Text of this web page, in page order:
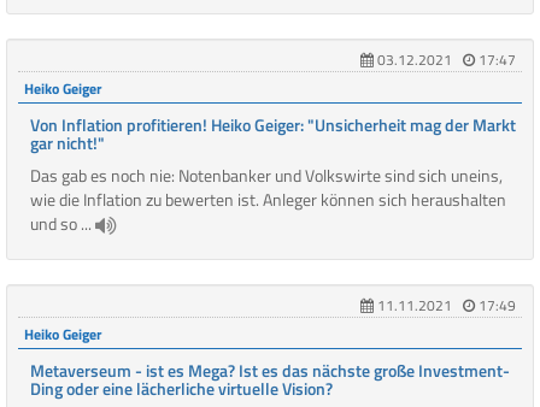
03.12.2021
17:47
Heiko Geiger
Von Inflation profitieren! Heiko Geiger: "Unsicherheit mag der Markt
gar nicht!"
Das gab es noch nie: Notenbanker und Volkswirte sind sich uneins,
wie die Inflation zu bewerten ist. Anleger können sich heraushalten
und so ...
11.11.2021
17:49
Heiko Geiger
Metaverseum - ist es Mega? Ist es das nächste große Investment-
Ding oder eine lächerliche virtuelle Vision?